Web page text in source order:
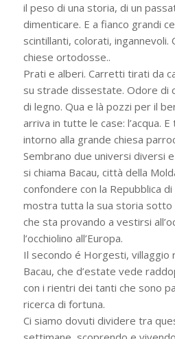
il peso di una storia, di un
dimenticare. E a fianco grandi
scintillanti, colorati, ingannevoli.
chiese ortodosse..
Prati e alberi. Carretti tirati da
su strade dissestate. Odore di
di legno. Qua e là pozzi per il
arriva in tutte le case: l’acqua.
intorno alla grande chiesa
Sembrano due universi diversi
si chiama Bacau, città della
confondere con la Repubblica
mostra tutta la sua storia sotto
che sta provando a vestirsi
l’occhiolino all’Europa.
Il secondo é Horgesti, villaggio
Bacau, che d’estate vede
con i rientri dei tanti che sono
ricerca di fortuna.
Ci siamo dovuti dividere tra